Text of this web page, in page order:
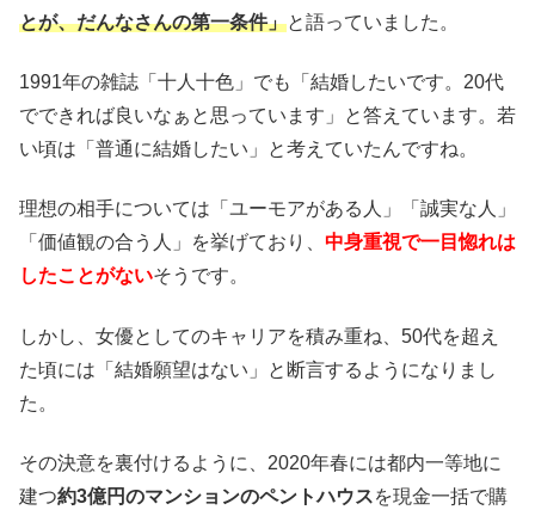
とが、だんなさんの第一条件」と語っていました。
1991年の雑誌「十人十色」でも「結婚したいです。20代
でできれば良いなぁと思っています」と答えています。若
い頃は「普通に結婚したい」と考えていたんですね。
理想の相手については「ユーモアがある人」「誠実な人」
「価値観の合う人」を挙げており、 中身重視で一目惚れは
したことがないそうです。
しかし、女優としてのキャリアを積み重ね、50代を超え
た頃には「結婚願望はない」と断言するようになりまし
た。
その決意を裏付けるように、2020年春には都内一等地に
建つ約3億円のマンションのペントハウスを現金一括で購